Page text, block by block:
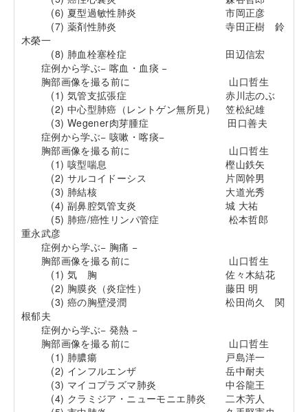
(6) 夏型過敏性肺炎 市岡正彦
(7) 薬剤性肺炎 寺田正樹 鈴
木榮一
(8) 肺血栓塞栓症 田辺信宏
症例から学ぶ− 喀血・血痰 −
胸部画像を撮る前に 山口哲生
(1) 気管支拡張症 赤川志のぶ
(2) 中心型肺癌（レントゲン無所見） 笠松紀雄
(3) Wegener肉芽腫症 田口善夫
症例から学ぶ− 咳嗽・喀痰−
胸部画像を撮る前に 山口哲生
(1) 咳型喘息 樫山鉄矢
(2) サルコイドーシス 片岡幹男
(3) 肺結核 大道光秀
(4) 副鼻腔気管支炎 城 大祐
(5) 肺癌/癌性リンパ管症 松本哲郎
重永武彦
症例から学ぶ− 胸痛 −
胸部画像を撮る前に 山口哲生
(1) 気 胸 佐々木結花
(2) 胸膜炎（炎症性） 藤田 明
(3) 癌の胸壁浸潤 松田尚久 関
根郁夫
症例から学ぶ− 発熱 −
胸部画像を撮る前に 山口哲生
(1) 肺膿瘍 戸島洋一
(2) インフルエンザ 岳中耐夫
(3) マイコプラズマ肺炎 中谷龍王
(4) クラミジア・ニューモニエ肺炎 二木芳人